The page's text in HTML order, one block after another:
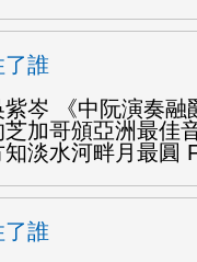
了誰
紫岑 《中阮演奏融
加哥頒亞洲最佳
淡水河畔月最圓
了誰